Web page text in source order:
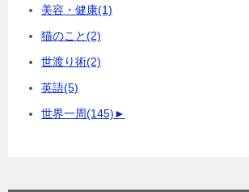
美容・健康(1)
猫のこと(2)
世渡り術(2)
英語(5)
世界一周(145)►